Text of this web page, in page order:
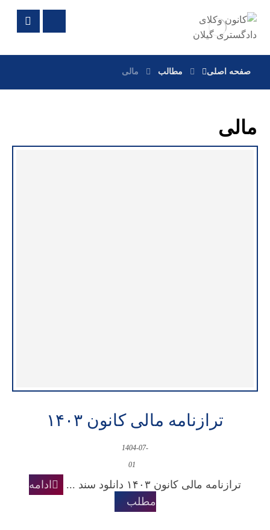
صفحه اصلی مطالب مالی
مالی
ترازنامه مالی کانون ۱۴۰۳
1404-07-
01
ترازنامه مالی کانون ۱۴۰۳ دانلود سند ...
ادامه
مطلب